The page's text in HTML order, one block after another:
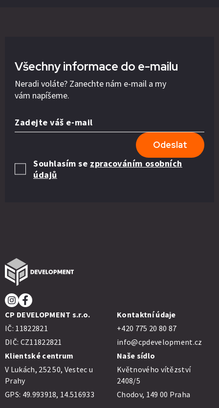
Všechny informace do e-mailu
Neradi voláte? Zanechte nám e-mail a my
vám napíšeme.
Zadejte váš e-mail
Odeslat
Souhlasím se zpracováním osobních
údajů
CP DEVELOPMENT s.r.o.
IČ: 11822821
DIČ: CZ11822821
Kontaktní údaje
+420 775 20 80 87
info@cpdevelopment.cz
Klientské centrum
V Lukách, 252 50, Vestec u
Prahy
GPS: 49.993918, 14.516933
Naše sídlo
Květnového vítězství
2408/5
Chodov, 149 00 Praha